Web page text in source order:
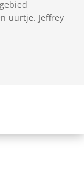
uurtje. Jeffrey